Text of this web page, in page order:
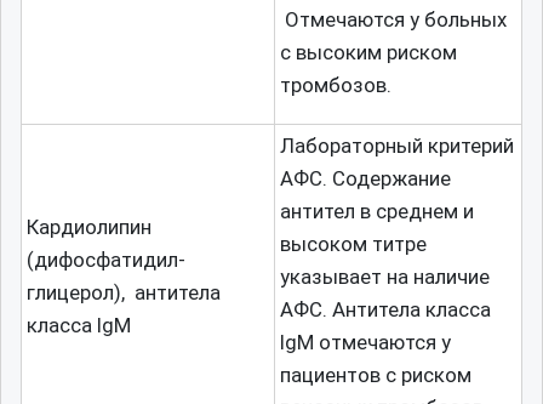
Отмечаются у больных
с высоким риском
тромбозов.
Кардиолипин
(дифосфатидил-
глицерол), антитела
класса IgM
Лабораторный критерий
АФС. Содержание
антител в среднем и
высоком титре
указывает на наличие
АФС. Антитела класса
IgM отмечаются у
пациентов с риском